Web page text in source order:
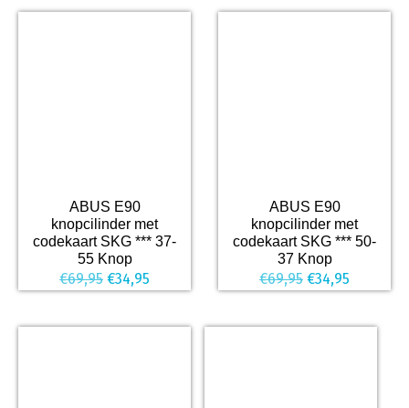
ABUS E90
knopcilinder met
codekaart SKG *** 37-
55 Knop
€69,95 Oorspronkelijke
was:
€34,95
is:
ABUS E90
knopcilinder met
codekaart SKG *** 50-
37 Knop
€69,95
was:
€34,95
is: